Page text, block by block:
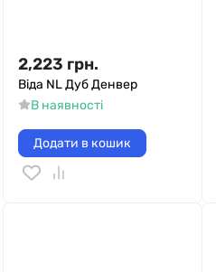
2,223 грн.
Віда NL Дуб Денвер
В наявності
Додати в кошик